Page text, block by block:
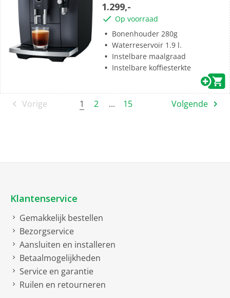
1.299,-
Op voorraad
Bonenhouder 280g
Waterreservoir 1.9 l.
Instelbare maalgraad
Instelbare koffiesterkte
Vorige 1 2 ... 15 Volgende
Klantenservice
Gemakkelijk bestellen
Bezorgservice
Aansluiten en installeren
Betaalmogelijkheden
Service en garantie
Ruilen en retourneren